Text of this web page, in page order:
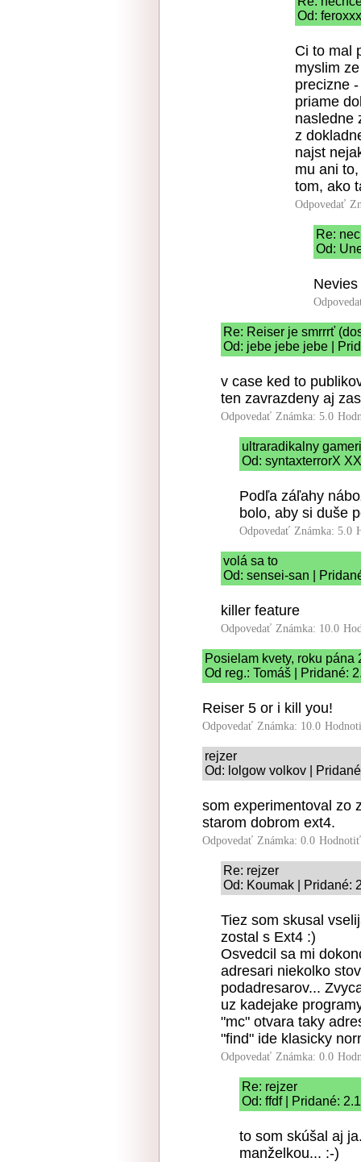
Od:
Ci to mal
myslim
precizne
priame
nasledne
z
najst
mu ani
tom, ako
Odpovedať
Re:
Od:
Re: Reiser je smrrrť
Od: jebe jebe jebe |
v case ked to
ten zavrazdeny aj
Odpovedať Známka: 5.0
ultraradikalny
Od: syntaxterrorX
Podľa záľahy
bolo, aby si duše
Odpovedať Známka: 5.0
volá sa to
Od: sensei-san |
killer feature
Odpovedať Známka: 10.0
Posielam kvety, roku pána
Od reg.: Tomáš | Pridané:
Reiser 5 or i kill you!
Odpovedať Známka: 10.0
rejzer
Od: lolgow volkov |
som experimentoval zo
starom dobrom ext4.
Odpovedať Známka: 0.0
Re: rejzer
Od: Koumak | Pridané:
Tiez som skusal
zostal s Ext4 :)
Osvedcil sa mi
adresari niekolko
podadresarov...
uz kadejake
"mc" otvara taky
"find" ide klasicky
Odpovedať Známka: 0.0
Re: rejzer
Od: ffdf | Pridané:
to som skúšal aj
manželkou... :-)